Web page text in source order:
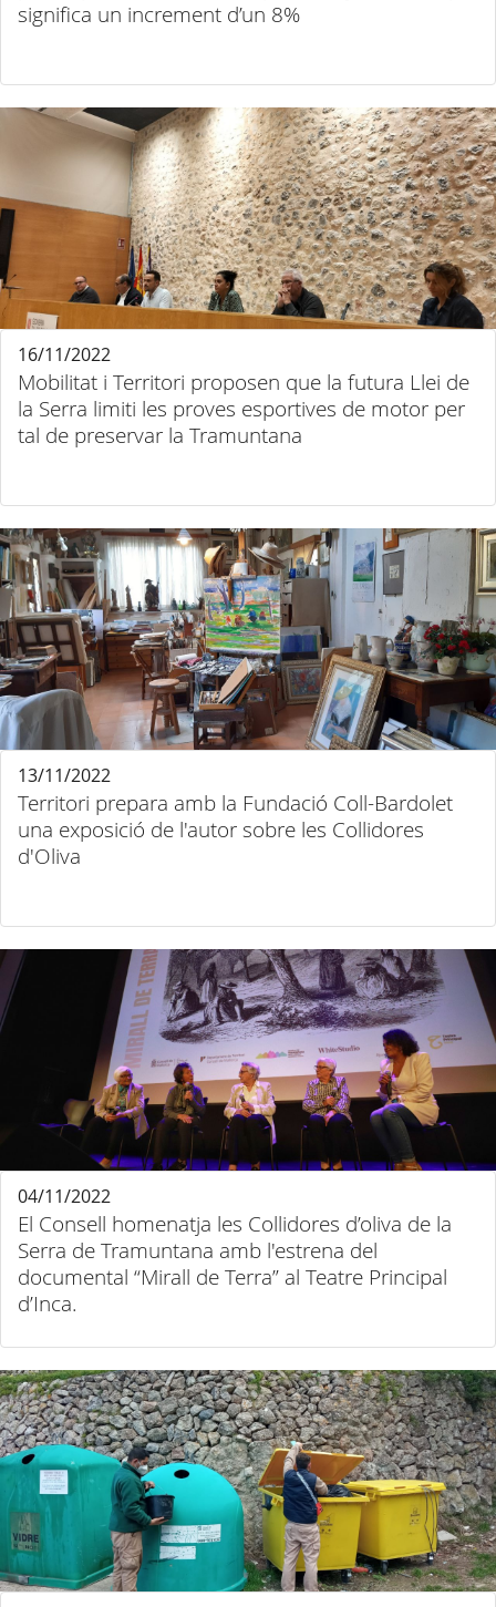
significa un increment d’un 8%
Mobilitat i Territori proposen que la futura Llei de
la Serra limiti les proves esportives de motor per
tal de preservar la Tramuntana
16/11/2022
Territori prepara amb la Fundació Coll-Bardolet
una exposició de l'autor sobre les Collidores
d'Oliva
13/11/2022
El Consell homenatja les Collidores d’oliva de la
Serra de Tramuntana amb l'estrena del
documental “Mirall de Terra” al Teatre Principal
d’Inca.
04/11/2022